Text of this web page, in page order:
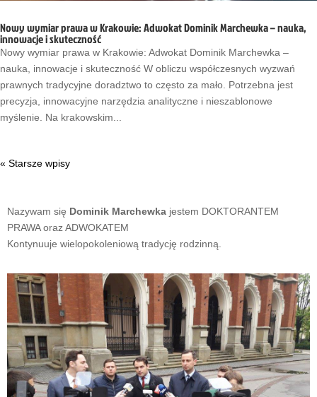
Nazywam się Dominik Marchewka jestem DOKTORANTEM
PRAWA oraz ADWOKATEM
Kontynuuje wielopokoleniową tradycję rodzinną.
Nowy wymiar prawa w Krakowie: Adwokat Dominik Marchewka – nauka,
innowacje i skuteczność
Nowy wymiar prawa w Krakowie: Adwokat Dominik Marchewka –
nauka, innowacje i skuteczność W obliczu współczesnych wyzwań
prawnych tradycyjne doradztwo to często za mało. Potrzebna jest
precyzja, innowacyjne narzędzia analityczne i nieszablonowe
myślenie. Na krakowskim...
« Starsze wpisy